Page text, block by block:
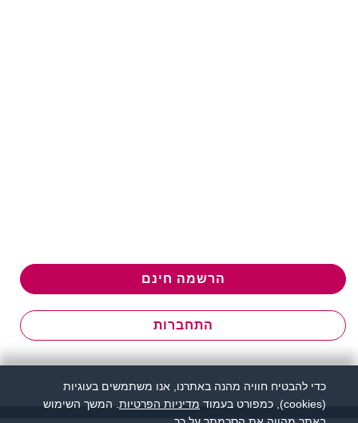
הרשמה חינם
התחברות
כדי להבטיח חוויה מהנה באתרנו, אנו משתמשים בעוגיות
(cookies), כמפורט בעמוד
מדיניות הפרטיות . המשך השימוש